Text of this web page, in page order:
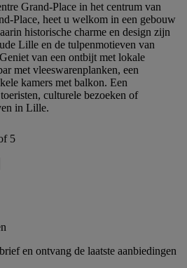
Grand-Place in het centrum van
Place, heet u welkom in een gebouw
historische charme en design zijn
Lille en de tulpenmotieven van
van een ontbijt met lokale
met vleeswarenplanken, een
kamers met balkon. Een
culturele bezoeken of
in Lille.
5
en ontvang de laatste aanbiedingen